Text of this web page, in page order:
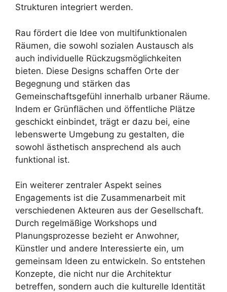
Strukturen integriert werden.
Rau fördert die Idee von multifunktionalen
Räumen, die sowohl sozialen Austausch als
auch individuelle Rückzugsmöglichkeiten
bieten. Diese Designs schaffen Orte der
Begegnung und stärken das
Gemeinschaftsgefühl innerhalb urbaner Räume.
Indem er Grünflächen und öffentliche Plätze
geschickt einbindet, trägt er dazu bei, eine
lebenswerte Umgebung zu gestalten, die
sowohl ästhetisch ansprechend als auch
funktional ist.
Ein weiterer zentraler Aspekt seines
Engagements ist die Zusammenarbeit mit
verschiedenen Akteuren aus der Gesellschaft.
Durch regelmäßige Workshops und
Planungsprozesse bezieht er Anwohner,
Künstler und andere Interessierte ein, um
gemeinsam Ideen zu entwickeln. So entstehen
Konzepte, die nicht nur die Architektur
betreffen, sondern auch die kulturelle Identität